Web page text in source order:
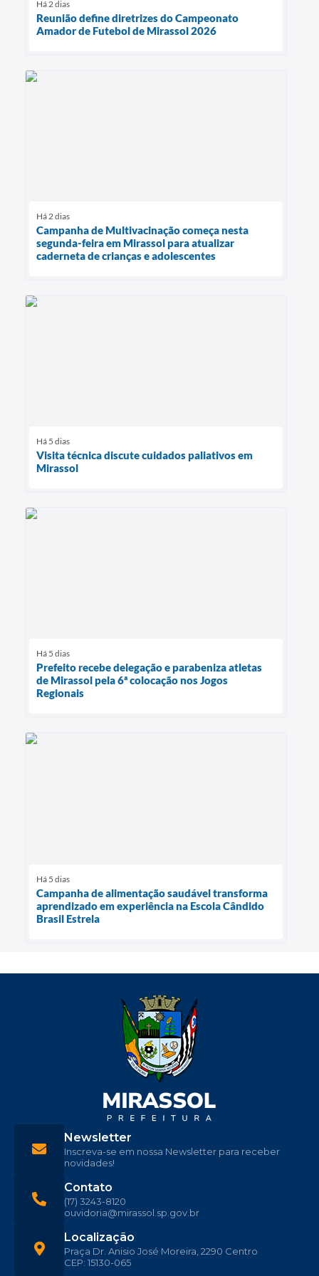
Há 2 dias
Reunião define diretrizes do Campeonato
Amador de Futebol de Mirassol 2026
Há 2 dias
Campanha de Multivacinação começa nesta
segunda-feira em Mirassol para atualizar
caderneta de crianças e adolescentes
Há 5 dias
Visita técnica discute cuidados paliativos em
Mirassol
Há 5 dias
Prefeito recebe delegação e parabeniza atletas
de Mirassol pela 6ª colocação nos Jogos
Regionais
Há 5 dias
Campanha de alimentação saudável transforma
aprendizado em experiência na Escola Cândido
Brasil Estrela
Localização
Praça Dr. Anisio José Moreira, 2290 Centro
CEP: 15130-065
Contato
(17) 3243-8120
ouvidoria@mirassol.sp.gov.br
Newsletter
Inscreva-se em nossa Newsletter para receber
novidades!